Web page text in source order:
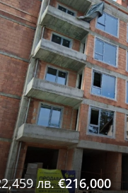
лв.€216,000